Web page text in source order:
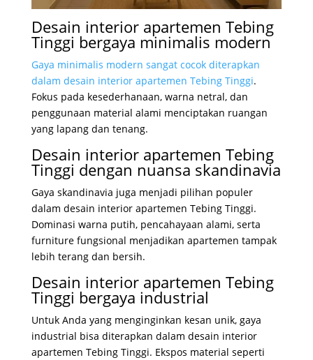
Desain interior apartemen Tebing
Tinggi bergaya minimalis modern
Gaya minimalis modern sangat cocok diterapkan
dalam desain interior apartemen Tebing Tinggi.
Fokus pada kesederhanaan, warna netral, dan
penggunaan material alami menciptakan ruangan
yang lapang dan tenang.
Desain interior apartemen Tebing
Tinggi dengan nuansa skandinavia
Gaya skandinavia juga menjadi pilihan populer
dalam desain interior apartemen Tebing Tinggi.
Dominasi warna putih, pencahayaan alami, serta
furniture fungsional menjadikan apartemen tampak
lebih terang dan bersih.
Desain interior apartemen Tebing
Tinggi bergaya industrial
Untuk Anda yang menginginkan kesan unik, gaya
industrial bisa diterapkan dalam desain interior
apartemen Tebing Tinggi. Ekspos material seperti